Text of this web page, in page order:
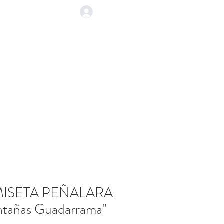
PEÑALARA
Guadarrama"